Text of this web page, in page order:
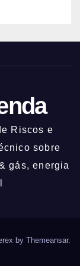
Riscos e
sobre
gás, energia
by Themeansar.